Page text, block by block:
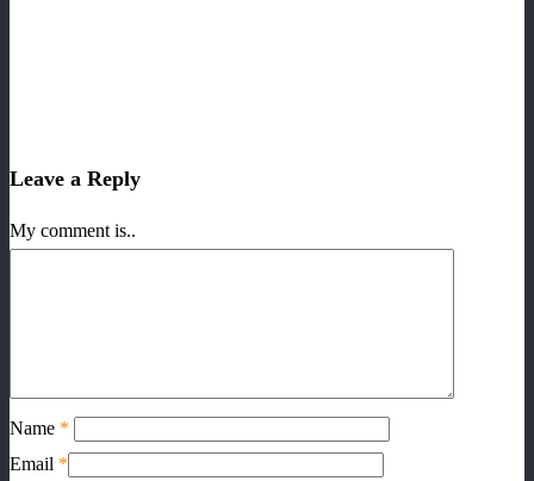
Leave a Reply
My comment is..
Name *
Email *